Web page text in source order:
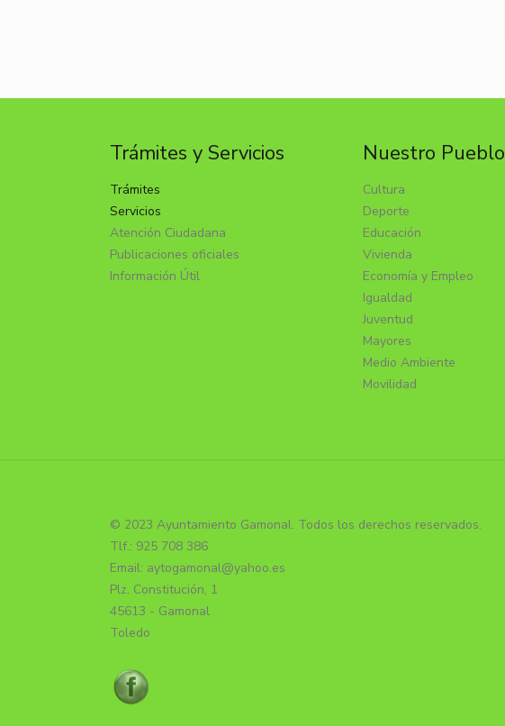
Trámites y Servicios
Trámites
Servicios
Atención Ciudadana
Publicaciones oficiales
Información Útil
Nuestro Pueblo
Cultura
Deporte
Educación
Vivienda
Economía y Empleo
Igualdad
Juventud
Mayores
Medio Ambiente
Movilidad
© 2023 Ayuntamiento Gamonal. Todos los derechos reservados.
Tlf.: 925 708 386
Email: aytogamonal@yahoo.es
Plz. Constitución, 1
45613 - Gamonal
Toledo